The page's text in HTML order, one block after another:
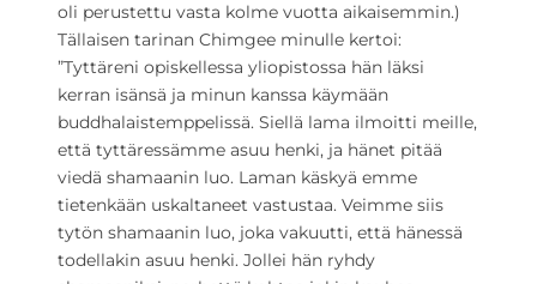
oli perustettu vasta kolme vuotta aikaisemmin.)
Tällaisen tarinan Chimgee minulle kertoi:
”Tyttäreni opiskellessa yliopistossa hän läksi
kerran isänsä ja minun kanssa käymään
buddhalaistemppelissä. Siellä lama ilmoitti meille,
että tyttäressämme asuu henki, ja hänet pitää
viedä shamaanin luo. Laman käskyä emme
tietenkään uskaltaneet vastustaa. Veimme siis
tytön shamaanin luo, joka vakuutti, että hänessä
todellakin asuu henki. Jollei hän ryhdy